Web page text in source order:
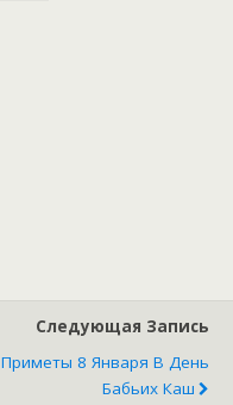
Следующая Запись
Приметы 8 Января В День
Бабьих Каш